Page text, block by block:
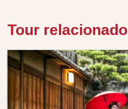
Tour relacionado